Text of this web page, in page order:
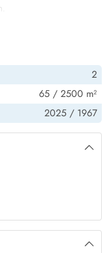
ein,
ist offen gestaltet,
und Essbereich
Quooker, mit dem ihr
Kaffee zwischendurch.
stehen euch in diesem
sich auch für längere
2
65 / 2500 m²
2025 / 1967